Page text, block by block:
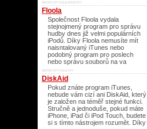
98/ME/XP/Vista/2003/XP/
Floola
Společnost Floola vydala
stejnojmený program pro správu
hudby dnes již velmi populárních
iPodů. Díky Floola nemusíte mít
naisntalovaný iTunes nebo
podobný program pro poslech
nebo správu souborů na va
98/ME/XP/Vista/XP/
DiskAid
Pokud znáte program iTunes,
nebude vám cizí ani DiskAid, který
je založen na téměř stejné funkci.
Stručně a jednoduše, pokud máte
iPhone, iPad či iPod Touch, budete
si s tímto nástrojem rozumět. Díky